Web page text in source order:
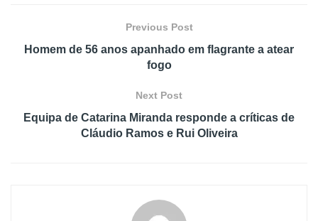
Previous Post
Homem de 56 anos apanhado em flagrante a atear
fogo
Next Post
Equipa de Catarina Miranda responde a críticas de
Cláudio Ramos e Rui Oliveira